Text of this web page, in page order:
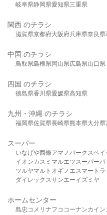
岐阜県静岡県愛知県三重県
関西 のチラシ
滋賀県京都府大阪府兵庫県奈良県
中国 のチラシ
鳥取県島根県岡山県広島県山口県
四国 のチラシ
徳島県香川県愛媛県高知県
九州・沖縄 のチラシ
福岡県佐賀県長崎県熊本県大分県
スーパー
いなげや西條アマノパークスベイ
イオンカスミ マルエツスーパーバ
ツルヤマルト オギノ エスマート ラ
ダイレックスサンエーイズミヤ
ホームセンター
島忠 コメリ ナフコ コーナンカイン